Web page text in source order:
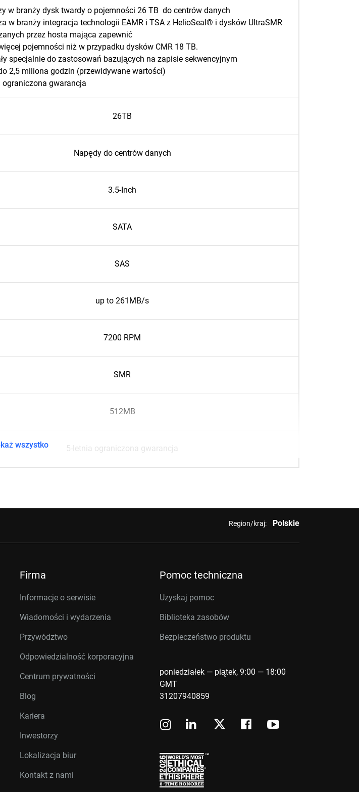
w branży dysk twardy o pojemności 26 TB do centrów danych
w branży integracja technologii EAMR i TSA z HelioSeal® i dysków UltraSMR
przez hosta mająca zapewnić
pojemności niż w przypadku dysków CMR 18 TB.
specjalnie do zastosowań bazujących na zapisie sekwencyjnym
2,5 miliona godzin (przewidywane wartości)
ograniczona gwarancja
26TB
Napędy do centrów danych
3.5-Inch
SATA
SAS
up to 261MB/s
7200 RPM
SMR
512MB
5-letnia ograniczona gwarancja
wszystko
Region/kraj: Polskie
Firma
Informacje o serwisie
Wiadomości i wydarzenia
Przywództwo
Odpowiedzialność korporacyjna
Centrum prywatności
Blog
Kariera
Inwestorzy
Lokalizacja biur
Kontakt z nami
Pomoc techniczna
Uzyskaj pomoc
Biblioteka zasobów
Bezpieczeństwo produktu
poniedziałek — piątek, 9:00 — 18:00
GMT
31207940859